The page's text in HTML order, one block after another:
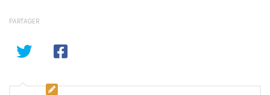
PARTAGER